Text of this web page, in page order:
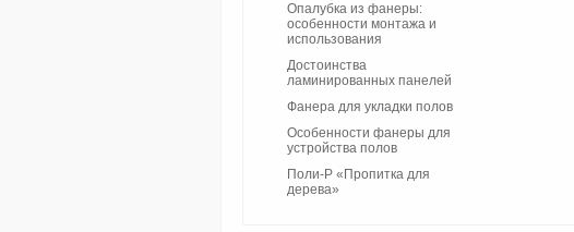
Опалубка из фанеры:
особенности монтажа и
использования
Достоинства
ламинированных панелей
Фанера для укладки полов
Особенности фанеры для
устройства полов
Поли-Р «Пропитка для
дерева»